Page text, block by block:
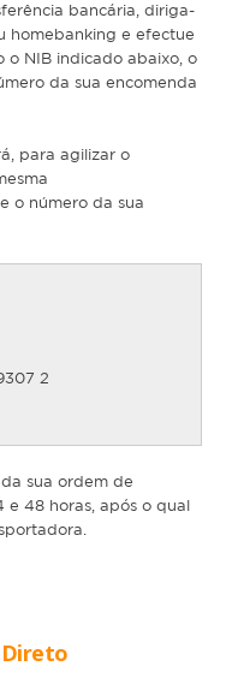
bancária, diriga-
homebanking e efectue
o NIB indicado abaixo, o
da sua encomenda
para agilizar o
o número da sua
2
sua ordem de
48 horas, após o qual